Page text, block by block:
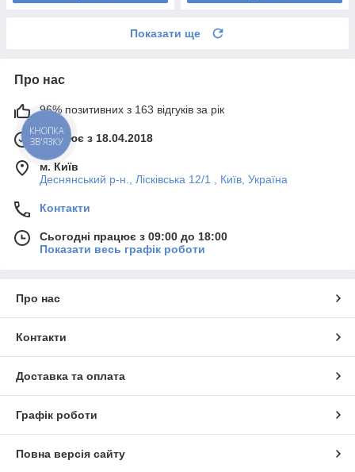
Показати ще
Про нас
96% позитивних з 163 відгуків за рік
Працює з 18.04.2018
м. Київ
Деснянський р-н., Лісківська 12/1 , Київ, Україна
Контакти
Сьогодні працює з 09:00 до 18:00
Показати весь графік роботи
Про нас
Контакти
Доставка та оплата
Графік роботи
Повна версія сайту
КНОПКА
ЗВ'ЯЗКУ